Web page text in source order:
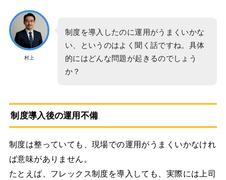
村上
制度を導入したのに運用がうまくいかな
い、というのはよく聞く話ですね。具体
的にはどんな問題が起きるのでしょう
か？
制度導入後の運用不備
制度は整っていても、現場での運用がうまくいかなけれ
ば意味がありません。
たとえば、フレックス制度を導入しても、実際には上司